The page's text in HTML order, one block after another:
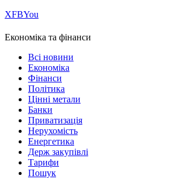
ХFBYou
Економіка та фінанси
Всі новини
Економіка
Фінанси
Політика
Цінні метали
Банки
Приватизація
Нерухомість
Енергетика
Держ закупівлі
Тарифи
Пошук